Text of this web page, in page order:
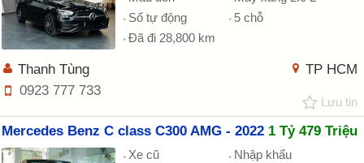
Số tự động
5 chỗ
Đã đi 28,800 km
TP HCM
Thanh Tùng
0923 777 733
Lưu tin
Mercedes Benz C class C300 AMG - 2022 1 Tỷ 479 Triệu
Xe cũ
Nhập khẩu